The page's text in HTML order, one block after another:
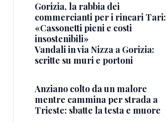
Gorizia, la rabbia dei
commercianti per i rincari Tari:
«Cassonetti pieni e costi
insostenibili»
Vandali in via Nizza a Gorizia:
scritte su muri e portoni
Anziano colto da un malore
mentre cammina per strada a
Trieste: sbatte la testa e muore